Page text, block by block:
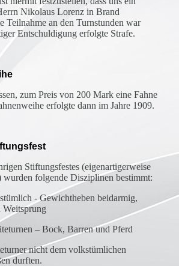
Nikolaus Lorenz in Brand
Teilnahme an den Turnstunden war
Entschuldigung erfolgte Strafe.
zum Preis von 200 Mark eine Fahne
erfolgte dann im Jahre 1909.
Stiftungsfestes (eigenartigerweise
wurden folgende Disziplinen bestimmt:
- Gewichtheben beidarmig,
Weitsprung
– Bock, Barren und Pferd
nicht dem volkstümlichen
durften.